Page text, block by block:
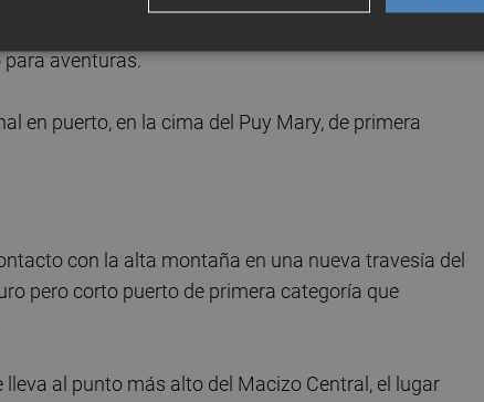
ataques, pese a que los últimos 40 kilómetros de la
aventuras.
en puerto, en la cima del Puy Mary, de primera
con la alta montaña en una nueva travesía del
pero corto puerto de primera categoría que
al punto más alto del Macizo Central, el lugar